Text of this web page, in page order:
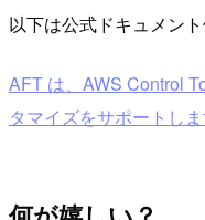
以下は公式ドキュメン
AFT は、AWS Control
タマイズをサポートし